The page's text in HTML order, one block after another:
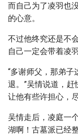
而自己为了凌羽也
的心意。
不过他终究还是不
自己一定会带着凌
“多谢师父，那弟
退。”吴情说道，
让他有些许担心，
吴情走后，凌庭一
湖啊！古墓派已经